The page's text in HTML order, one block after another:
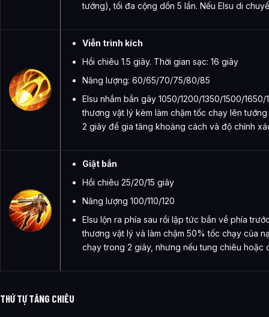
tướng), tối đa cộng dồn 5 lần. Nếu Elsu di
Viễn trình kích
Hồi chiêu 1.5 giây. Thời gian sạc: 16 giây
Năng lượng: 60/65/70/75/80/85
Elsu nhắm bắn gây 1050/1200/1350/1500/
thương vật lý kèm làm chậm tốc chạy lên
2 giây để gia tăng khoảng cách và độ chính
Giật bắn
Hồi chiêu 25/20/15 giây
Năng lượng 100/110/120
Elsu lộn ra phía sau rồi lập tức bắn về phía
thương vật lý và làm chậm 50% tốc chạy của
chạy trong 2 giây, nhưng nếu tung chiêu
THỨ TỰ TĂNG CHIÊU